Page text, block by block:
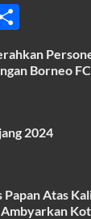
h
ar
Borneo
2024
Papan Atas